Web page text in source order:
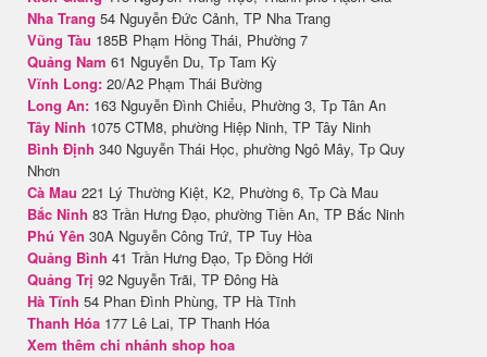
Nha Trang 54 Nguyễn Đức Cảnh, TP Nha Trang
Vũng Tàu 185B Phạm Hồng Thái, Phường 7
Quảng Nam 61 Nguyễn Du, Tp Tam Kỳ
Vĩnh Long: 20/A2 Phạm Thái Bường
Long An: 163 Nguyễn Đình Chiểu, Phường 3, Tp Tân An
Tây Ninh 1075 CTM8, phường Hiệp Ninh, TP Tây Ninh
Bình Định 340 Nguyễn Thái Học, phường Ngô Mây, Tp Quy
Nhơn
Cà Mau 221 Lý Thường Kiệt, K2, Phường 6, Tp Cà Mau
Bắc Ninh 83 Trần Hưng Đạo, phường Tiền An, TP Bắc Ninh
Phú Yên 30A Nguyễn Công Trứ, TP Tuy Hòa
Quảng Bình 41 Trần Hưng Đạo, Tp Đồng Hới
Quảng Trị 92 Nguyễn Trãi, TP Đông Hà
Hà Tĩnh 54 Phan Đình Phùng, TP Hà Tĩnh
Thanh Hóa 177 Lê Lai, TP Thanh Hóa
Xem thêm chi nhánh shop hoa